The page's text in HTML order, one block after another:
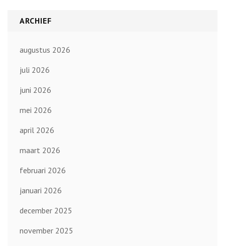
ARCHIEF
augustus 2026
juli 2026
juni 2026
mei 2026
april 2026
maart 2026
februari 2026
januari 2026
december 2025
november 2025